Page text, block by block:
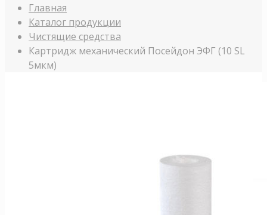
Главная
Каталог продукции
Чистящие средства
Картридж механический Посейдон ЭФГ (10 SL
5мкм)